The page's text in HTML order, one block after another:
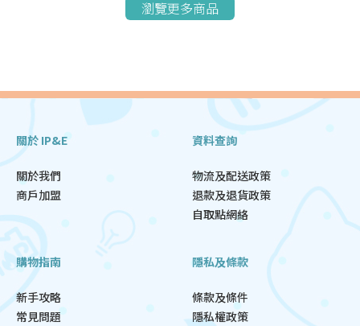
瀏覽更多商品
關於 IP&E
關於我們
商戶加盟
資料查詢
物流及配送政策
退款及退貨政策
自取點網絡
購物指南
新手攻略
常見問題
隱私及條款
條款及條件
隱私權政策